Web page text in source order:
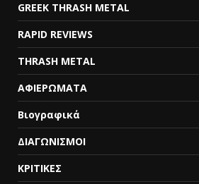
GREEK THRASH METAL
RAPID REVIEWS
THRASH METAL
ΑΦΙΕΡΩΜΑΤΑ
Βιογραφικά
ΔΙΑΓΩΝΙΣΜΟΙ
ΚΡΙΤΙΚΕΣ